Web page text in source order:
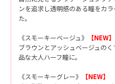
ンを追求し透明感のある瞳をカ
た。
《スモーキーベージュ》
【NEW】
ブラウンとアッシュベージュの
品な大人ハーフ瞳に。
《スモーキーグレー》
【NEW】